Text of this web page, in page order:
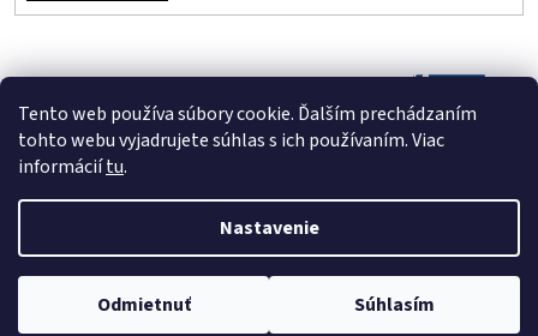
Tento web používa súbory cookie. Ďalším prechádzaním
tohto webu vyjadrujete súhlas s ich používaním. Viac
informáciítu.
Nastavenie
Odmietnuť Súhlasím
Vytvoril Shoptet
Copyright 2026Vinyloveplatne.sk . Všetky práva vyhradené.